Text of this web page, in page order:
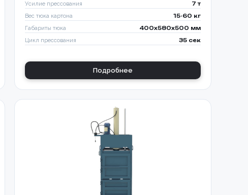
Усилие прессования 7 т
Вес тюка картона 15-60 кг
Габариты тюка 400x580x500 мм
Цикл прессования 35 сек
Подробнее